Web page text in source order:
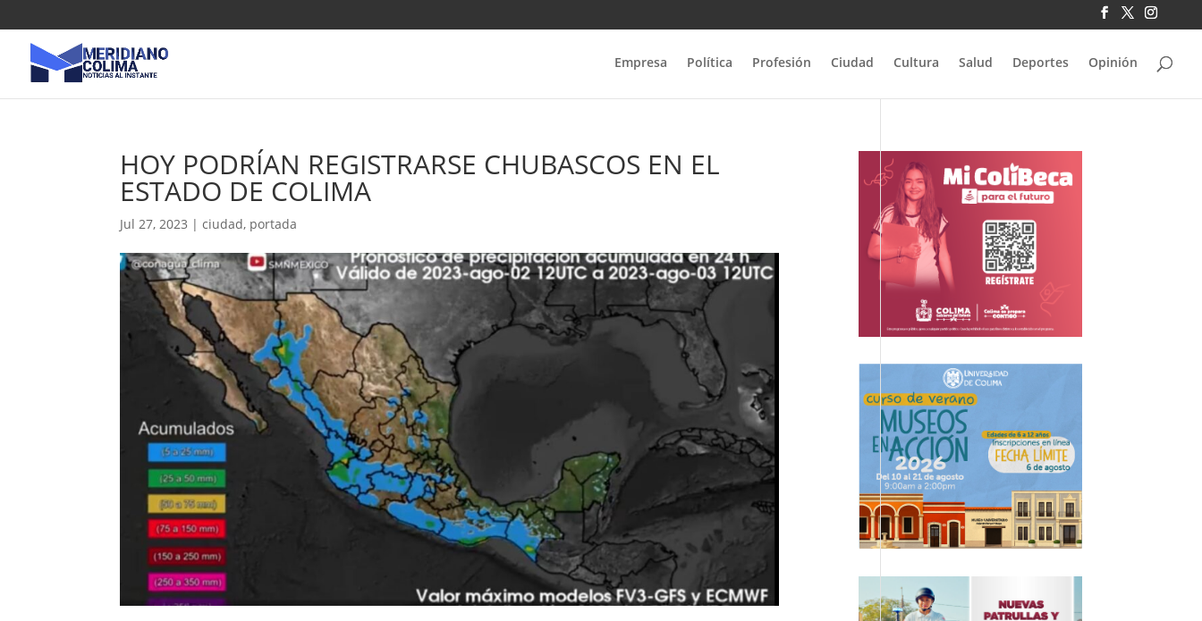
Empresa Política Profesión Ciudad Cultura Salud Deportes Opinión
HOY PODRÍAN REGISTRARSE CHUBASCOS EN EL
ESTADO DE COLIMA
Jul 27, 2023 |ciudad, portada